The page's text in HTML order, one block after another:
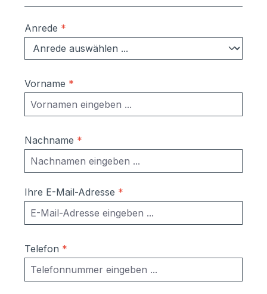
Anrede *
Vorname *
Nachname *
Ihre E-Mail-Adresse *
Telefon *